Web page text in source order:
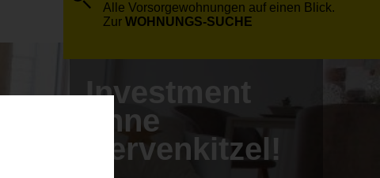
Alle Vorsorgewohnungen auf einen Blick.
Zur WOHNUNGS-SUCHE
Investment
ohne
Nervenkitzel!